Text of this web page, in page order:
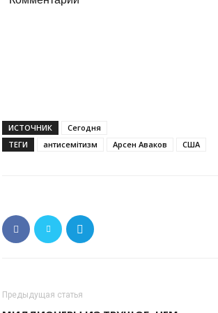
ИСТОЧНИК
Сегодня
ТЕГИ
антисемітизм Арсен Аваков США
Предыдущая статья